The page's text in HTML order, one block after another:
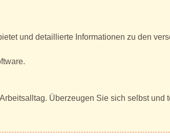
und detaillierte Informationen zu den
Überzeugen Sie sich selbst und